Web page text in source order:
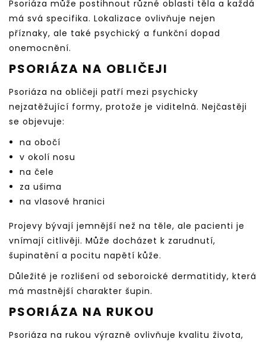
Psoriáza může postihnout různé oblasti těla a každá
má svá specifika. Lokalizace ovlivňuje nejen
příznaky, ale také psychický a funkční dopad
onemocnění.
PSORIÁZA NA OBLIČEJI
Psoriáza na obličeji patří mezi psychicky
nejzatěžující formy, protože je viditelná. Nejčastěji
se objevuje:
na obočí
v okolí nosu
na čele
za ušima
na vlasové hranici
Projevy bývají jemnější než na těle, ale pacienti je
vnímají citlivěji. Může docházet k zarudnutí,
šupinatění a pocitu napětí kůže.
Důležité je rozlišení od seboroické dermatitidy, která
má mastnější charakter šupin.
PSORIÁZA NA RUKOU
Psoriáza na rukou výrazně ovlivňuje kvalitu života,